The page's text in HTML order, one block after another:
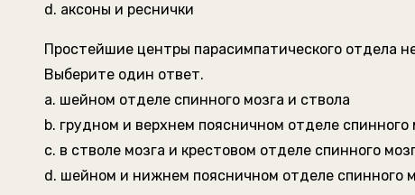
d. аксоны и реснички
Простейшие центры парасимпатического отдела
Выберите один ответ.
a. шейном отделе спинного мозга и ствола
b. грудном и верхнем поясничном отделе спинного
c. в стволе мозга и крестовом отделе спинного
d. шейном и нижнем поясничном отделе спинного